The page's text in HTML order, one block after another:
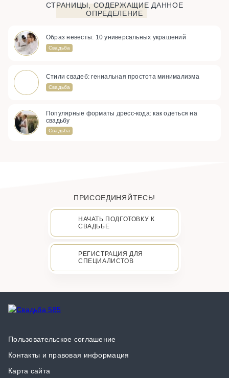
СТРАНИЦЫ, СОДЕРЖАЩИЕ ДАННОЕ
ОПРЕДЕЛЕНИЕ
Образ невесты: 10 универсальных украшений
Свадьба
Стили свадеб: гениальная простота минимализма
Свадьба
Популярные форматы дресс-кода: как одеться на
свадьбу
Свадьба
ПРИСОЕДИНЯЙТЕСЬ!
НАЧАТЬ ПОДГОТОВКУ К
СВАДЬБЕ
РЕГИСТРАЦИЯ ДЛЯ
СПЕЦИАЛИСТОВ
Пользовательское соглашение
Контакты и правовая информация
Карта сайта